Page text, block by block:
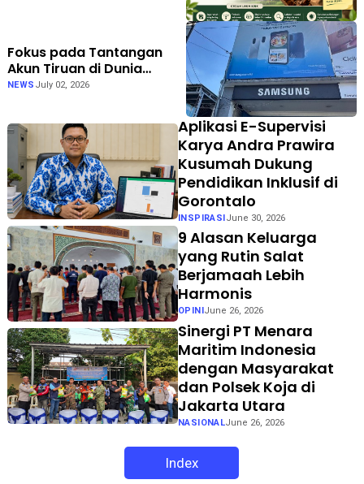
Fokus pada Tantangan
Akun Tiruan di Dunia
Digital, Marak Akun Tiruan,
Siapkan Langkah Verifikasi
Resmi
NEWS July 02, 2026
Aplikasi E-Supervisi
Karya Andra Prawira
Kusumah Dukung
Pendidikan Inklusif di
Gorontalo
INSPIRASIJune 30, 2026
9 Alasan Keluarga
yang Rutin Salat
Berjamaah Lebih
Harmonis
OPINI June 26, 2026
Sinergi PT Menara
Maritim Indonesia
dengan Masyarakat
dan Polsek Koja di
Jakarta Utara
NASIONALJune 26, 2026
Index